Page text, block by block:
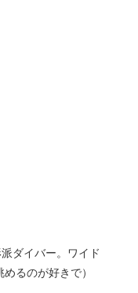
ダイバー。ワイド
るのが好きで）